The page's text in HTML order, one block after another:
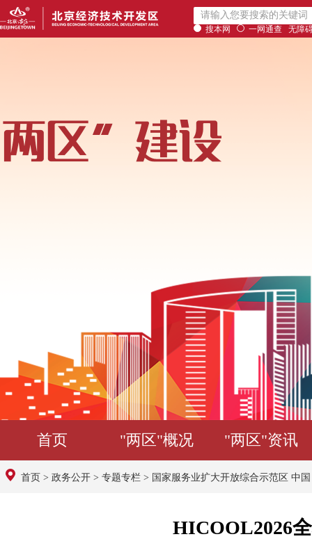
搜本网 一网通查 无障
首页 "两区"概况 "两区"资讯
首页 > 政务公开 > 专题专栏 > 国家服务业扩大开放综合示范区 中
HICOOL2026